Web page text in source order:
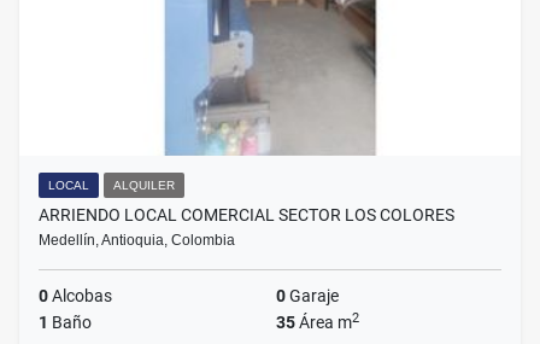
LOCAL ALQUILER
ARRIENDO LOCAL COMERCIAL SECTOR LOS COLORES
Medellín, Antioquia, Colombia
0Alcobas 0Garaje
1 Baño 35Área m2